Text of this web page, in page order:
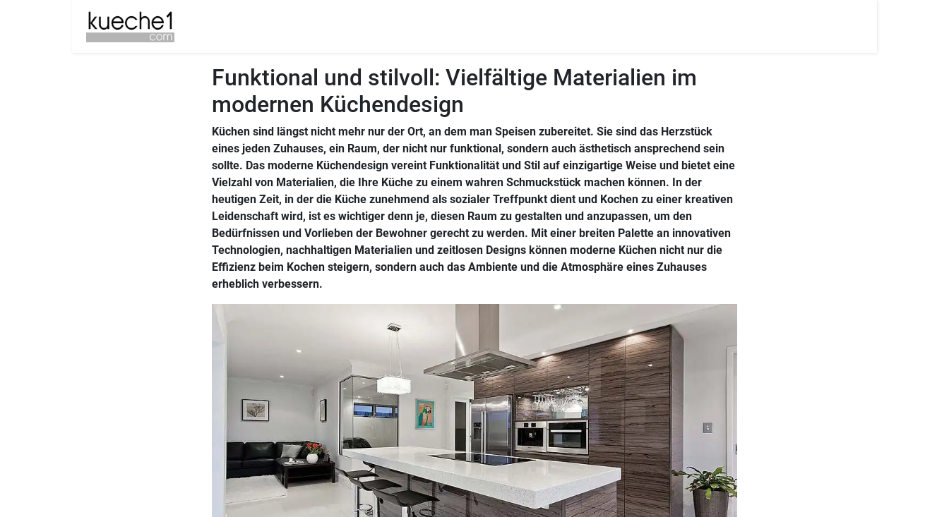
Funktional und stilvoll: Vielfältige Materialien im
modernen Küchendesign
Küchen sind längst nicht mehr nur der Ort, an dem man Speisen zubereitet. Sie sind das Herzstück
eines jeden Zuhauses, ein Raum, der nicht nur funktional, sondern auch ästhetisch ansprechend sein
sollte. Das moderne Küchendesign vereint Funktionalität und Stil auf einzigartige Weise und bietet eine
Vielzahl von Materialien, die Ihre Küche zu einem wahren Schmuckstück machen können. In der
heutigen Zeit, in der die Küche zunehmend als sozialer Treffpunkt dient und Kochen zu einer kreativen
Leidenschaft wird, ist es wichtiger denn je, diesen Raum zu gestalten und anzupassen, um den
Bedürfnissen und Vorlieben der Bewohner gerecht zu werden. Mit einer breiten Palette an innovativen
Technologien, nachhaltigen Materialien und zeitlosen Designs können moderne Küchen nicht nur die
Effizienz beim Kochen steigern, sondern auch das Ambiente und die Atmosphäre eines Zuhauses
erheblich verbessern.